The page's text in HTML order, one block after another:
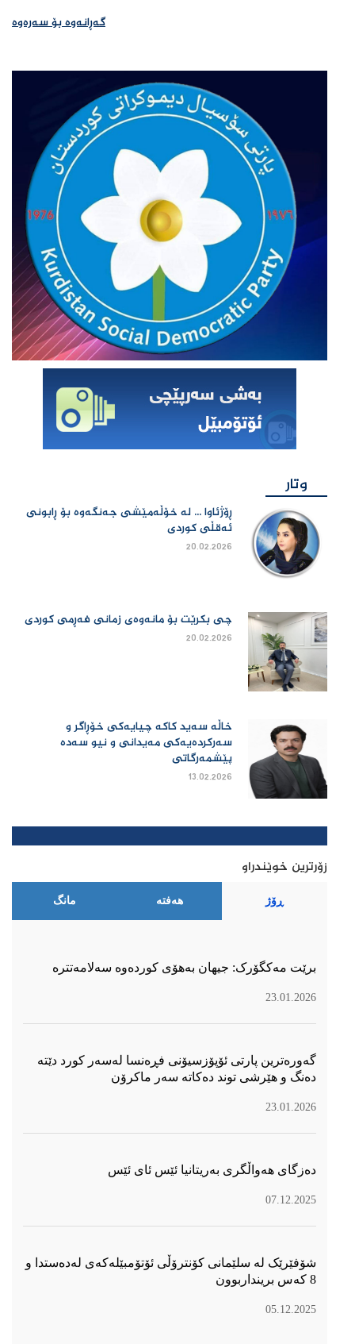
گەڕانەوە بۆ سەرەوە
وتار
ڕۆژئاوا ... لە خۆڵەمێشی جەنگەوە بۆ ڕابونی
ئەقڵی کوردی
20.02.2026
چی بكرێت بۆ مانەوەی زمانی فەڕمی كوردی
20.02.2026
خاڵە سەید کاکە چیایەکی خۆڕاگر و
سەرکردەیەکی مەیدانی و نیو سەدە
پێشمەرگاتی
13.02.2026
زۆرترین خوێندراو
ڕۆژ هەفتە مانگ
برێت مەکگۆرک: جیهان بەهۆی کوردەوە سەلامەتترە
23.01.2026
گەورەترین پارتی ئۆپۆزسیۆنی فڕەنسا لەسەر كورد دێتە
دەنگ و هێرشی توند دەكاتە سەر ماكرۆن
23.01.2026
دەزگای هەواڵگری بەریتانیا ئێس ئای ئێس
07.12.2025
شۆفێرێک لە سلێمانی کۆنترۆڵی ئۆتۆمبێلەکەی لەدەستدا و
8 کەس برینداربوون
05.12.2025